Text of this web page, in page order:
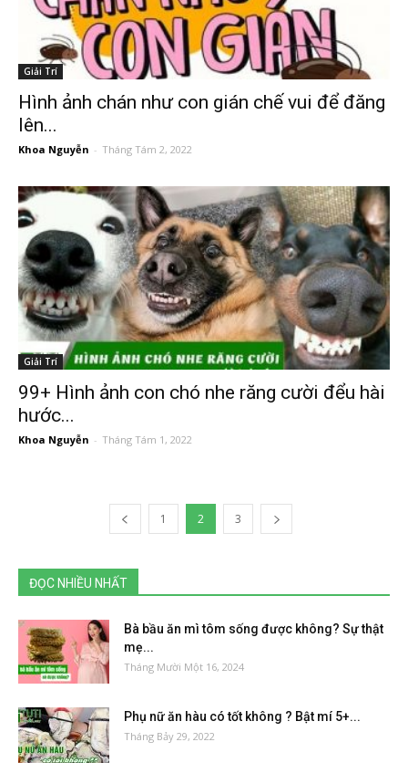
Giải Trí
Hình ảnh chán như con gián chế vui để đăng
lên...
Khoa Nguyễn - Tháng Tám 2, 2022
Giải Trí
99+ Hình ảnh con chó nhe răng cười đểu hài
hước...
Khoa Nguyễn - Tháng Tám 1, 2022
1 2 3
ĐỌC NHIỀU NHẤT
Bà bầu ăn mì tôm sống được không? Sự thật
mẹ...
Tháng Mười Một 16, 2024
Phụ nữ ăn hàu có tốt không ? Bật mí 5+...
Tháng Bảy 29, 2022